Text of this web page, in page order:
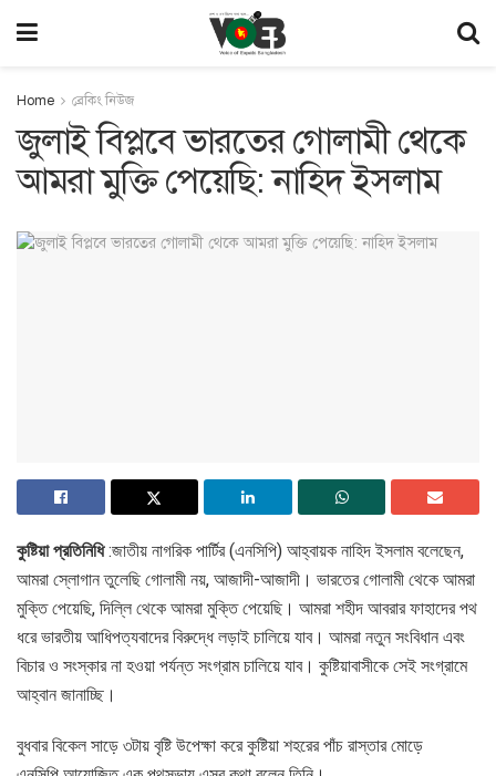
Home ব্রেকিং নিউজ
জুলাই বিপ্লবে ভারতের গোলামী থেকে
আমরা মুক্তি পেয়েছি: নাহিদ ইসলাম
কুষ্টিয়া প্রতিনিধি:জাতীয় নাগরিক পার্টির (এনসিপি) আহ্বায়ক নাহিদ ইসলাম বলেছেন,
আমরা স্লোগান তুলেছি গোলামী নয়, আজাদী-আজাদী। ভারতের গোলামী থেকে আমরা
মুক্তি পেয়েছি, দিল্লি থেকে আমরা মুক্তি পেয়েছি। আমরা শহীদ আবরার ফাহাদের পথ
ধরে ভারতীয় আধিপত্যবাদের বিরুদ্ধে লড়াই চালিয়ে যাব। আমরা নতুন সংবিধান এবং
বিচার ও সংস্কার না হওয়া পর্যন্ত সংগ্রাম চালিয়ে যাব। কুষ্টিয়াবাসীকে সেই সংগ্রামে
আহ্বান জানাচ্ছি।
বুধবার বিকেল সাড়ে ৩টায় বৃষ্টি উপেক্ষা করে কুষ্টিয়া শহরের পাঁচ রাস্তার মোড়ে